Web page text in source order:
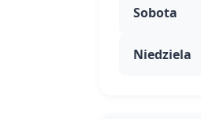
Sobota
Niedziela